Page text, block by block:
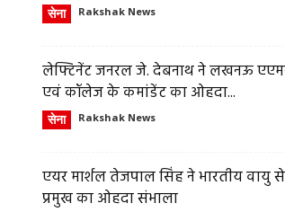
सेना Rakshak News
लेफ्टिनेंट जनरल जे. देबनाथ ने लखनऊ
एवं कॉलेज के कमांडेंट का ओहदा...
सेना Rakshak News
एयर मार्शल तेजपाल सिंह ने भारतीय वायु
प्रमुख का ओहदा संभाला